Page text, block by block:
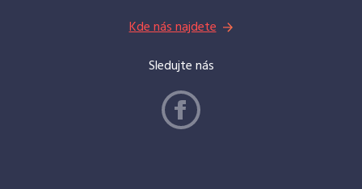
Kde nás najdete
Sledujte nás